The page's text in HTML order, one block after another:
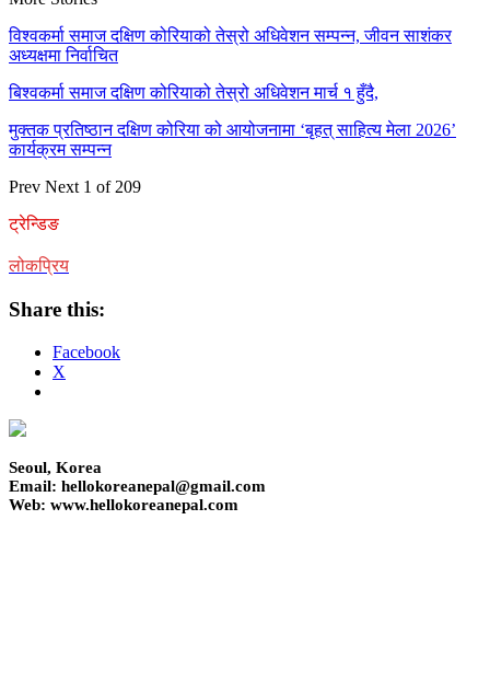
विश्वकर्मा समाज दक्षिण कोरियाको तेस्रो अधिवेशन सम्पन्न, जीवन साशंकर
अध्यक्षमा निर्वाचित
बिश्वकर्मा समाज दक्षिण कोरियाको तेस्रो अधिवेशन मार्च १ हुँदै,
मुक्तक प्रतिष्ठान दक्षिण कोरिया को आयोजनामा ‘बृहत् साहित्य मेला 2026’
कार्यक्रम सम्पन्न
Prev Next 1 of 209
ट्रेन्डिङ
लोकप्रिय
Share this:
Facebook
X
Seoul, Korea
Email: hellokoreanepal@gmail.com
Web: www.hellokoreanepal.com